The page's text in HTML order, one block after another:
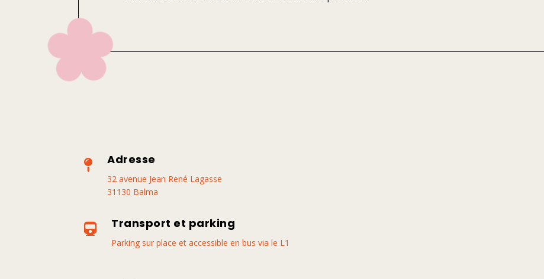
 Adresse
32 avenue Jean René Lagasse
31130 Balma
 Transport et parking
Parking sur place et accessible en bus via le L1